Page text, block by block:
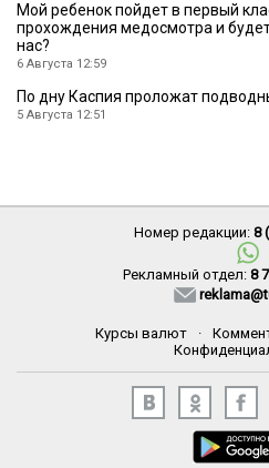
Мой ребенок пойдет в первый
прохождения медосмотра и
нас?
6 Августа 12:59
По дну Каспия проложат
5 Августа 12:51
Номер редакции: 8
Рекламный отдел: 8
Курсы валют ·